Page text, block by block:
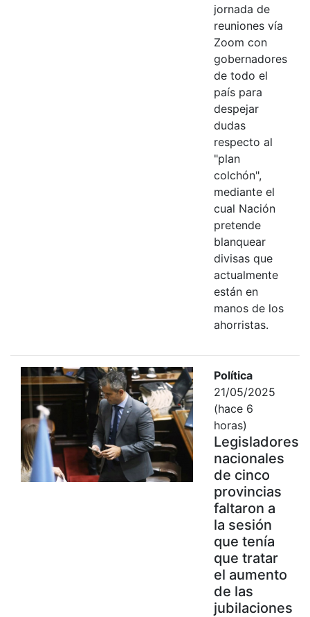
jornada de
reuniones vía
Zoom con
gobernadores
de todo el
país para
despejar
dudas
respecto al
"plan
colchón",
mediante el
cual Nación
pretende
blanquear
divisas que
actualmente
están en
manos de los
ahorristas.
Política
21/05/2025
(hace 6
horas)
Legisladores
nacionales
de cinco
provincias
faltaron a
la sesión
que tenía
que tratar
el aumento
de las
jubilaciones